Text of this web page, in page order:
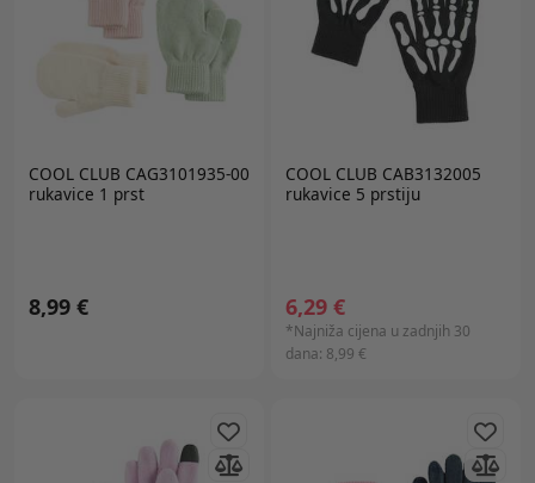
COOL CLUB CAG3101935-00
rukavice 1 prst
8,99 €
COOL CLUB CAB3132005
rukavice 5 prstiju
6,29 €
*Najniža cijena u zadnjih 30
dana: 8,99 €